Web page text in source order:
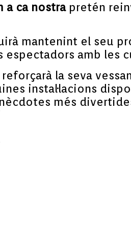
a ca nostrapretén
mantenint el seu
espectadors amb les
la seva
instal·lacions
més